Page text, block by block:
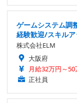
ゲームシステム調
経験歓迎/スキル
株式会社ELM
大阪府
月給32万円～50
正社員